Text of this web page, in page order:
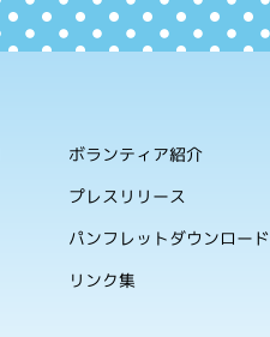
ボランティア紹介
プレスリリース
パンフレットダウンロード
リンク集